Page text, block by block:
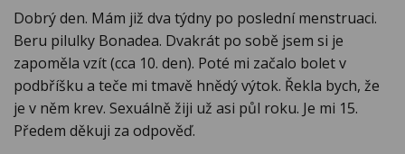
Dobrý den. Mám již dva týdny po poslední menstruaci.
Beru pilulky Bonadea. Dvakrát po sobě jsem si je
zapoměla vzít (cca 10. den). Poté mi začalo bolet v
podbříšku a teče mi tmavě hnědý výtok. Řekla bych, že
je v něm krev. Sexuálně žiji už asi půl roku. Je mi 15.
Předem děkuji za odpověď.